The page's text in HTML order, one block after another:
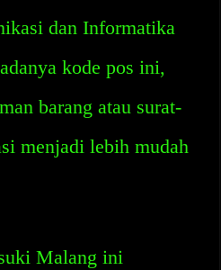
dan Informatika
kode pos ini,
barang atau surat-
menjadi lebih mudah
Malang ini